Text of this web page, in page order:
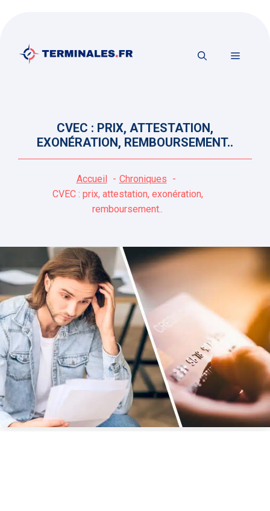
contenu
MENU
CVEC : PRIX, ATTESTATION,
EXONÉRATION, REMBOURSEMENT..
Accueil
Chroniques
CVEC : prix, attestation, exonération,
remboursement..